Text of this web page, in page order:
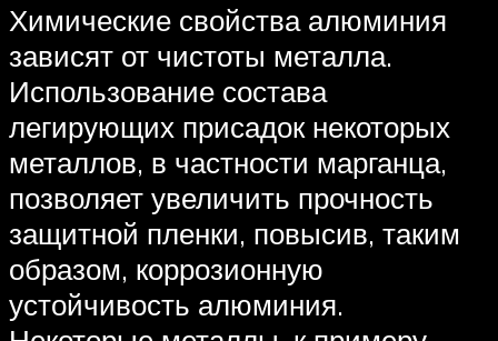
Химические свойства алюминия
зависят от чистоты металла.
Использование состава
легирующих присадок некоторых
металлов, в частности марганца,
позволяет увеличить прочность
защитной пленки, повысив, таким
образом, коррозионную
устойчивость алюминия.